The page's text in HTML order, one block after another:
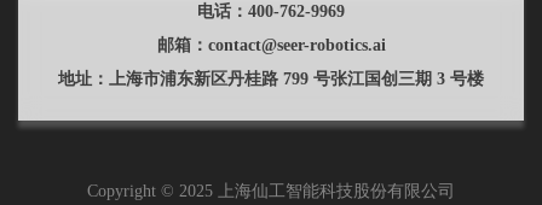
电话： 400-762-9969
邮箱： contact@seer-robotics.ai
地址： 上海市浦东新区丹桂路 799 号张江国创三期 3 号楼
Copyright © 2025 上海仙工智能科技股份有限公司